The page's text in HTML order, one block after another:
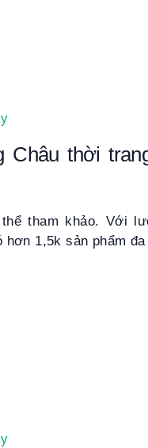
Châu thời
tham khảo. Với
1,5k sản phẩm đa